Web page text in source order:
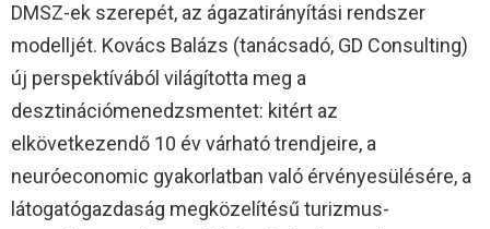
DMSZ-ek szerepét, az ágazatirányítási rendszer
modelljét. Kovács Balázs (tanácsadó, GD Consulting)
új perspektívából világította meg a
desztinációmenedzsmentet: kitért az
elkövetkezendő 10 év várható trendjeire, a
neuróeconomic gyakorlatban való érvényesülésére, a
látogatógazdaság megközelítésű turizmus-